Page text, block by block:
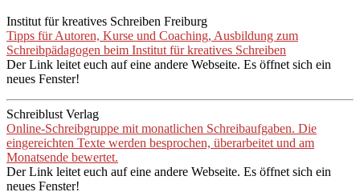
Institut für kreatives Schreiben Freiburg
Tipps für Autoren, Kurse und Coaching, Ausbildung zum
Schreibpädagogen beim Institut für kreatives Schreiben
Der Link leitet euch auf eine andere Webseite. Es öffnet sich ein
neues Fenster!
Schreiblust Verlag
Online-Schreibgruppe mit monatlichen Schreibaufgaben. Die
eingereichten Texte werden besprochen, überarbeitet und am
Monatsende bewertet.
Der Link leitet euch auf eine andere Webseite. Es öffnet sich ein
neues Fenster!